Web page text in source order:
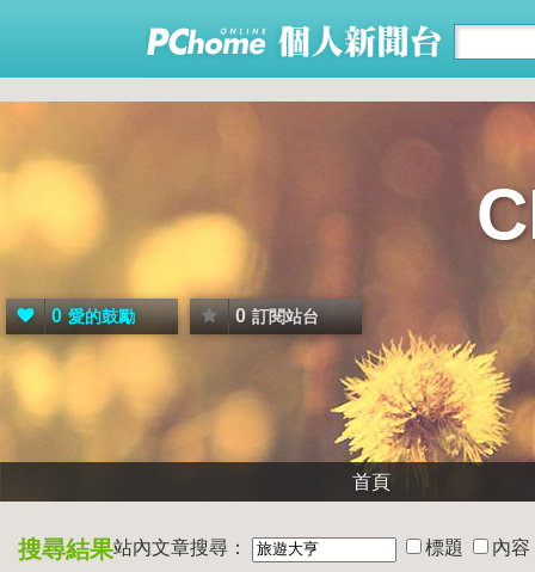
0 愛的鼓勵 0 訂閱站台
首頁
搜尋結果站內文章搜尋： 標題
內容